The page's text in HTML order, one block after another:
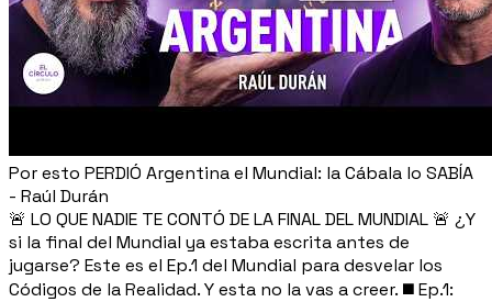
Por esto PERDIÓ Argentina el Mundial: la Cábala lo SABÍA
- Raúl Durán
🚨 LO QUE NADIE TE CONTÓ DE LA FINAL DEL MUNDIAL 🚨 ¿Y
si la final del Mundial ya estaba escrita antes de
jugarse? Este es el Ep.1 del Mundial para desvelar los
Códigos de la Realidad. Y esta no la vas a creer. ◼️ Ep.1: